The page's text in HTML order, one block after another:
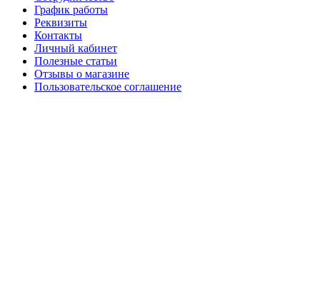
График работы
Реквизиты
Контакты
Личный кабинет
Полезные статьи
Отзывы о магазине
Пользовательское соглашение